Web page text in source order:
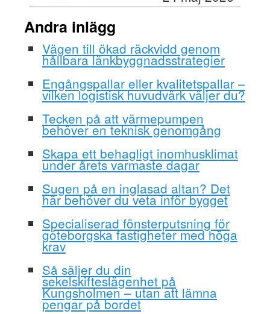
Andra inlägg
Vägen till ökad räckvidd genom
hållbara länkbyggnadsstrategier
Engångspallar eller kvalitetspallar –
vilken logistisk huvudvärk väljer du?
Tecken på att värmepumpen
behöver en teknisk genomgång
Skapa ett behagligt inomhusklimat
under årets varmaste dagar
Sugen på en inglasad altan? Det
här behöver du veta inför bygget
Specialiserad fönsterputsning för
göteborgska fastigheter med höga
krav
Så säljer du din
sekelskifteslägenhet på
Kungsholmen – utan att lämna
pengar på bordet